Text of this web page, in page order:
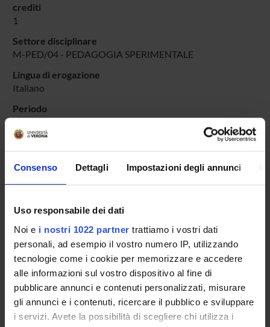
Consenso Dettagli Impostazioni degli annunci
Uso responsabile dei dati
Noi e i nostri 1022 partner trattiamo i vostri dati
personali, ad esempio il vostro numero IP, utilizzando
tecnologie come i cookie per memorizzare e accedere
alle informazioni sul vostro dispositivo al fine di
pubblicare annunci e contenuti personalizzati, misurare
gli annunci e i contenuti, ricercare il pubblico e sviluppare
i servizi. Avete la possibilità di scegliere chi utilizza i
crediti
1
Settore disciplinare
M-PED/04 - PEDAGOGIA SPERIMENTALE
Lingua di erogazione
Italiano
Periodo
DIDATTICA SOSTEGNOdal 25-ott-2025 al 30-giu-2025.
Avvisi relativi al corso
Seminari relativi al corso
Vai all'orario delle lezioni
Presentazione
Come iscriversi
Insegnamenti